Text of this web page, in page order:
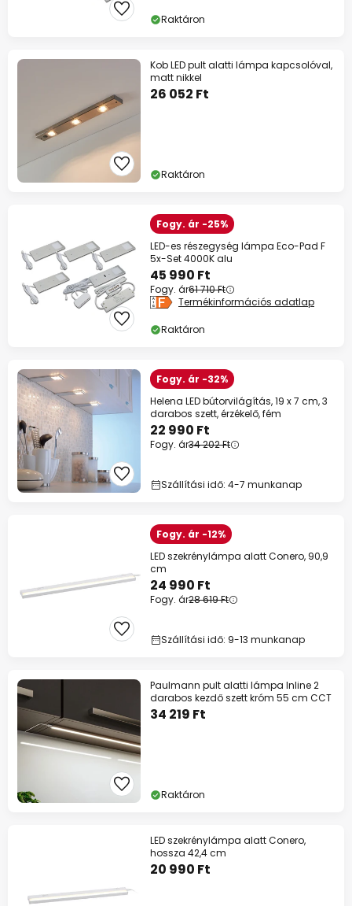
Raktáron
Kob LED pult alatti lámpa kapcsolóval,
matt nikkel
26 052 Ft
Raktáron
Fogy. ár -25%
LED-es részegység lámpa Eco-Pad F
5x-Set 4000K alu
45 990 Ft
Fogy. ár61 710 Ft
Termékinformációs adatlap
Raktáron
Fogy. ár -32%
Helena LED bútorvilágítás, 19 x 7 cm, 3
darabos szett, érzékelő, fém
22 990 Ft
Fogy. ár34 202 Ft
Szállítási idő: 4-7 munkanap
Fogy. ár -12%
LED szekrénylámpa alatt Conero, 90,9
cm
24 990 Ft
Fogy. ár28 619 Ft
Szállítási idő: 9-13 munkanap
Paulmann pult alatti lámpa Inline 2
darabos kezdő szett króm 55 cm CCT
34 219 Ft
Raktáron
LED szekrénylámpa alatt Conero,
hossza 42,4 cm
20 990 Ft